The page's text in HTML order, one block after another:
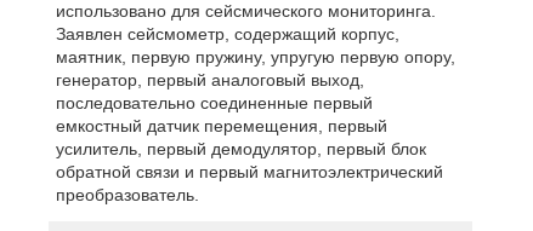
использовано для сейсмического мониторинга.
Заявлен сейсмометр, содержащий корпус,
маятник, первую пружину, упругую первую опору,
генератор, первый аналоговый выход,
последовательно соединенные первый
емкостный датчик перемещения, первый
усилитель, первый демодулятор, первый блок
обратной связи и первый магнитоэлектрический
преобразователь.